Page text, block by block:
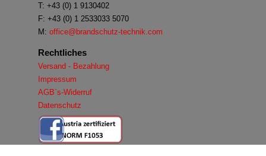
T: +43 (0) 1 9130402
F: +43 (0) 1 2533033 5070
M: office@brandschutz-technik.com
Rechtliches
Versand - Bezahlung
Impressum
AGB`s-Widerruf
Datenschutz